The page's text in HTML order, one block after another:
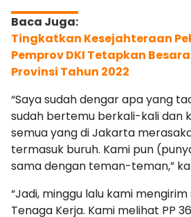
Tingkatkan Kesejahteraan
Pemprov DKI Tetapkan
Provinsi Tahun 2022
“Saya sudah dengar apa yang
sudah bertemu berkali-kali dan
semua yang di Jakarta
termasuk buruh. Kami pun
sama dengan teman-teman,”
“Jadi, minggu lalu kami
Tenaga Kerja. Kami melihat PP